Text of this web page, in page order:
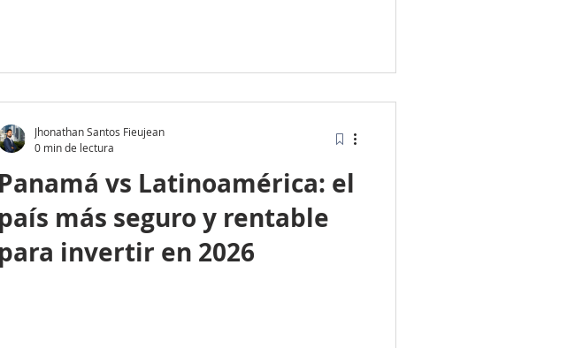
Panamá vs Latinoamérica: el
país más seguro y rentable
para invertir en 2026
Jhonathan Santos Fieujean
0 min de lectura